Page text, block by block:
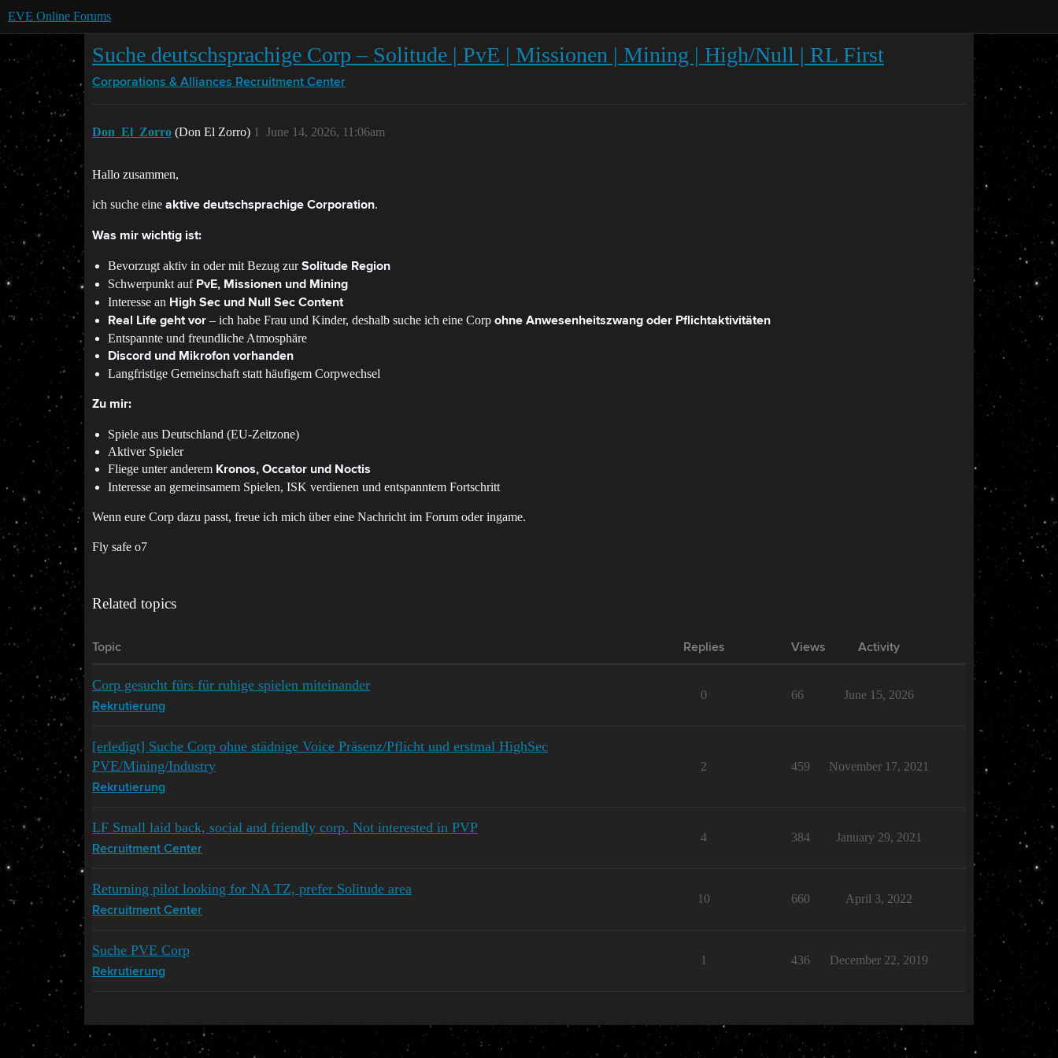
EVE Online Forums
Suche deutschsprachige Corp – Solitude | PvE | Missionen | Mining | High/Null | RL First
Corporations & Alliances Recruitment Center
Don_El_Zorro (Don El Zorro) June 14, 2026, 11:06am
1
Hallo zusammen,
ich suche eine aktive deutschsprachige Corporation.
Was mir wichtig ist:
Bevorzugt aktiv in oder mit Bezug zurSolitude Region
Schwerpunkt auf PvE, Missionen und Mining
Interesse an High Sec und Null Sec Content
Real Life geht vor – ich habe Frau und Kinder, deshalb suche ich eine Corp ohne Anwesenheitszwang oder Pflichtaktivitäten
Entspannte und freundliche Atmosphäre
Discord und Mikrofon vorhanden
Langfristige Gemeinschaft statt häufigem Corpwechsel
Zu mir:
Spiele aus Deutschland (EU-Zeitzone)
Aktiver Spieler
Fliege unter anderem Kronos, Occator und Noctis
Interesse an gemeinsamem Spielen, ISK verdienen und entspanntem Fortschritt
Wenn eure Corp dazu passt, freue ich mich über eine Nachricht im Forum oder ingame.
Fly safe o7
Related topics
Topic Replies Views Activity
Corp gesucht fürs für ruhige spielen miteinander
Rekrutierung
0 66 June 15, 2026
[erledigt] Suche Corp ohne städnige Voice Präsenz/Pflicht und erstmal HighSec
PVE/Mining/Industry
Rekrutierung
2 459 November 17, 2021
LF Small laid back, social and friendly corp. Not interested in PVP
Recruitment Center
4 384 January 29, 2021
Returning pilot looking for NA TZ, prefer Solitude area
Recruitment Center
10 660 April 3, 2022
Suche PVE Corp
Rekrutierung
1 436 December 22, 2019